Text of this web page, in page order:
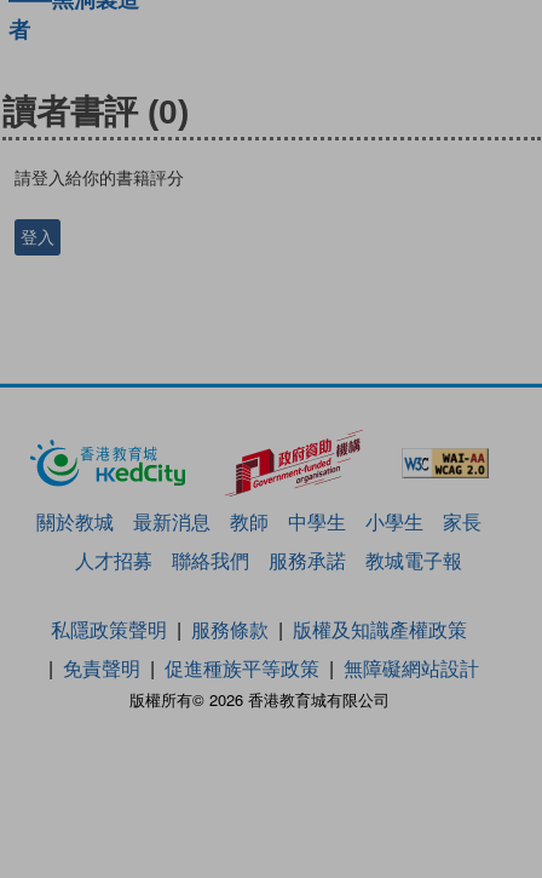
者
讀者書評 (0)
請登入給你的書籍評分
登入
關於教城 最新消息 教師 中學生 小學生
家長
人才招募
聯絡我們 服務承諾 教城電子報
版權所有© 2026 香港教育城有限公司
私隱政策聲明 服務條款
版權及知識產權政策
免責聲明
促進種族平等政策 無障礙網站設計